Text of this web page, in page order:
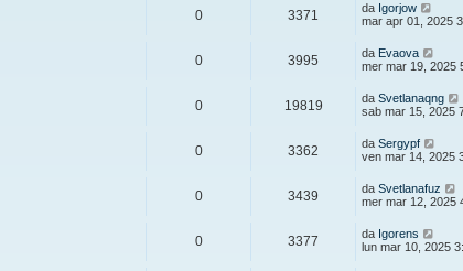
0 3371 da Igorjow
mar apr 01, 2025
0 3995 da Evaova
mer mar 19, 2025
0 19819 da Svetlanaqng
sab mar 15, 2025
0 3362 da Sergypf
ven mar 14, 2025
0 3439 da Svetlanafuz
mer mar 12, 2025
0 3377 da Igorens
lun mar 10, 2025